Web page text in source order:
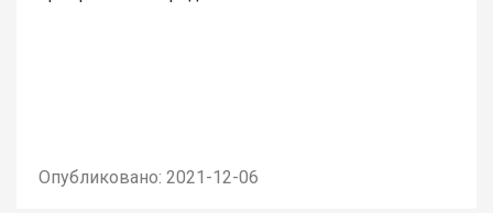
Опубликовано: 2021-12-06